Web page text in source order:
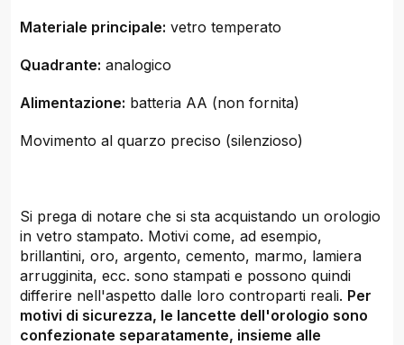
Materiale principale: vetro temperato
Quadrante: analogico
Alimentazione: batteria AA (non fornita)
Movimento al quarzo preciso (silenzioso)
Si prega di notare che si sta acquistando un orologio
in vetro stampato. Motivi come, ad esempio,
brillantini, oro, argento, cemento, marmo, lamiera
arrugginita, ecc. sono stampati e possono quindi
differire nell'aspetto dalle loro controparti reali. Per
motivi di sicurezza, le lancette dell'orologio sono
confezionate separatamente, insieme alle